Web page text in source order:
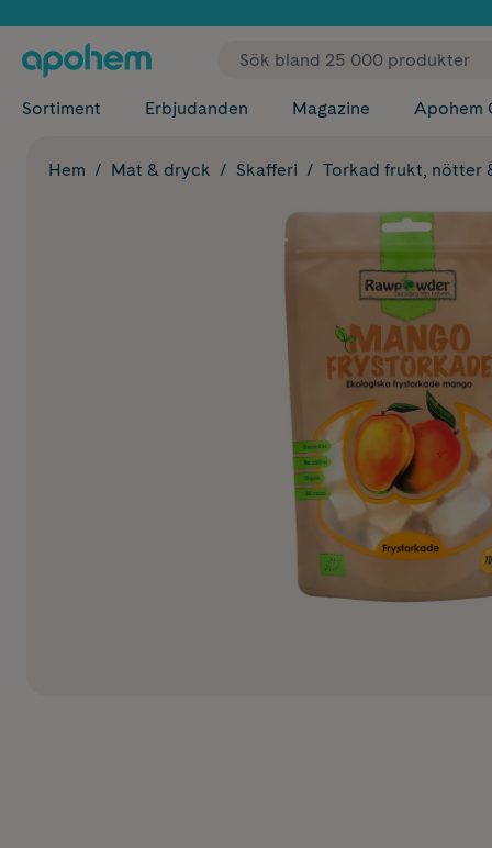
✓ Fri
Sortiment Erbjudanden Magazine Apohem
Hem Mat & dryck Skafferi Torkad frukt, nötter